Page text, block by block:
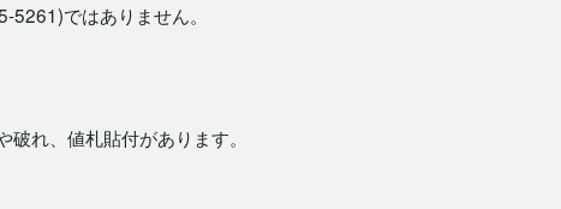
ではありません。
れ、値札貼付があります。